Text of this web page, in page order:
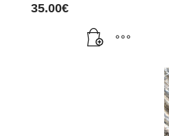
35.00€